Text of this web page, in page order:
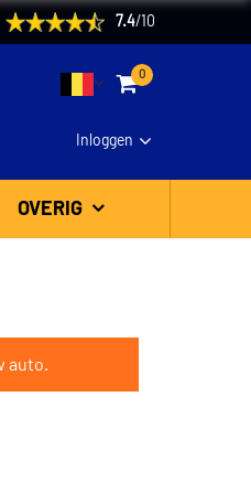
7.4/ 10
0
Inloggen
OVERIG
auto.